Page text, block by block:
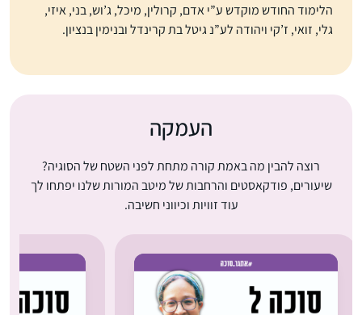
הלימוד החודש מוקדש ע”י אדם, קרולין, מיכל, ג’וש, בני, איזי,
גלי, זואי, ז’קי ויהודה לע”נ גיטל בת קרינדל ובנימין בנציון.
העמקה
רוצה להבין מה באמת קורה מתחת לפני השטח של הסוגיה?
שיעורים, פודקאסטים והרחבות של מיטב המורות שלנו יפתחו לך
עוד זוויות וכיווני חשיבה.